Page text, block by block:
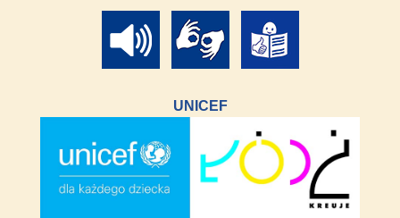
UNICEF